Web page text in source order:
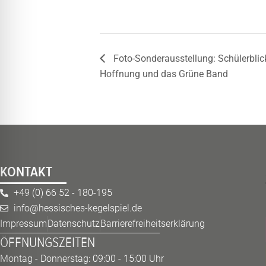
Foto-Sonderausstellung:
Hoffnung und das Grüne Band
KONTAKT
+49 (0) 66 52 - 180-195
info@hessisches-kegelspiel.de
Impressum DatenschutzBarrierefreiheitserklärung
ÖFFNUNGSZEITEN
Montag - Donnerstag: 09:00 - 15:00 Uhr